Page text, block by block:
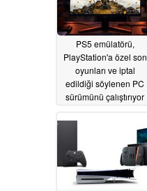
PS5 emülatörü,
PlayStation'a özel son
oyunları ve iptal
edildiği söylenen PC
sürümünü çalıştırıyor